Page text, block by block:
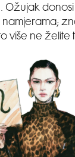
Ožujak
namjerama;
više ne želite